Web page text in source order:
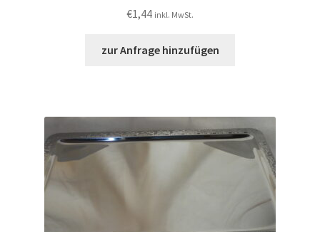
€1,44 inkl. MwSt.
zur Anfrage hinzufügen